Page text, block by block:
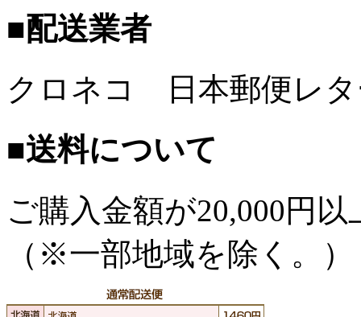
■配送業者
クロネコ 日本郵便レ
■送料について
ご購入金額が20,000円
（※一部地域を除く。）